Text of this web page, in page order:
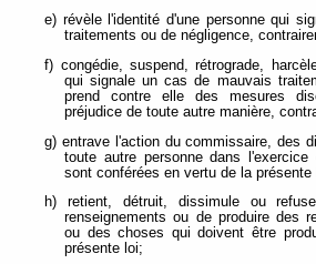
e) révèle l'identité d'une personne qui
traitements ou de négligence,
f) congédie, suspend, rétrograde,
qui signale un cas de mauvais
prend contre elle des mesures
préjudice de toute autre manière,
g) entrave l'action du commissaire, des
toute autre personne dans
sont conférées en vertu de la présente
h) retient, détruit, dissimule ou
renseignements ou de produire des
ou des choses qui doivent être
présente loi;